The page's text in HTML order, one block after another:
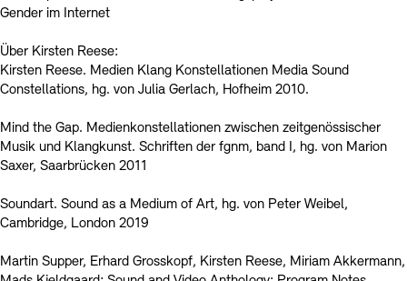
Gender im Internet
Über Kirsten Reese:
Kirsten Reese. Medien Klang Konstellationen Media Sound
Constellations, hg. von Julia Gerlach, Hofheim 2010.
Mind the Gap. Medienkonstellationen zwischen zeitgenössischer
Musik und Klangkunst. Schriften der fgnm, band I, hg. von Marion
Saxer, Saarbrücken 2011
Soundart. Sound as a Medium of Art, hg. von Peter Weibel,
Cambridge, London 2019
Martin Supper, Erhard Grosskopf, Kirsten Reese, Miriam Akkermann,